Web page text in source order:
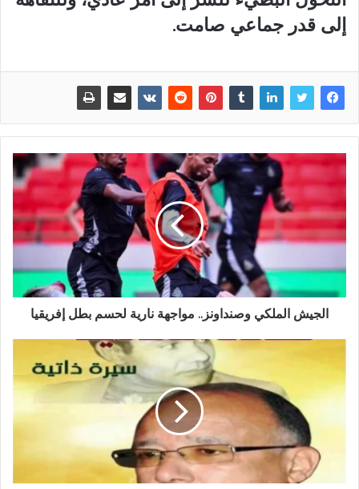
إلى قدر جماعي صامت.
الجيش الملكي وصنداونز.. مواجهة نارية لحسم بطل إفريقيا